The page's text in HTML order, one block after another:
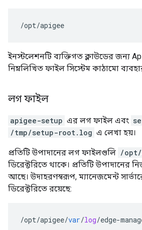
/opt/apigee
ইনস্টলেশনটি ব্যক্তিগত ক্লাউডের জন্য
নিম্নলিখিত ফাইল সিস্টেম কাঠামো
লগ ফাইল
apigee-setup এর লগ ফাইল এবং
/tmp/setup-root.log এ লেখা হয়।
প্রতিটি উপাদানের লগ ফাইলগুলি /
ডিরেক্টরিতে থাকে। প্রতিটি উপাদানের
আছে। উদাহরণস্বরূপ, ম্যানেজমেন্ট
ডিরেক্টরিতে রয়েছে:
/opt/apigee/var/log/edge-